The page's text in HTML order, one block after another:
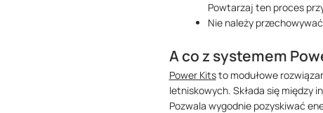
Powtarzaj ten proces
Nie należy
A co z systemem
Power Kitsto modułowe
letniskowych. Składa się między
Pozwala wygodnie pozyskiwać